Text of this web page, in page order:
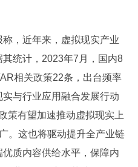
，近年来，虚拟现实产业
统计，2023年7月，国内8
相关政策22条，出台频率
与行业应用融合发展行动
策有望加速推动虚拟现实上
。这也将驱动提升全产业链
质内容供给水平，保障内